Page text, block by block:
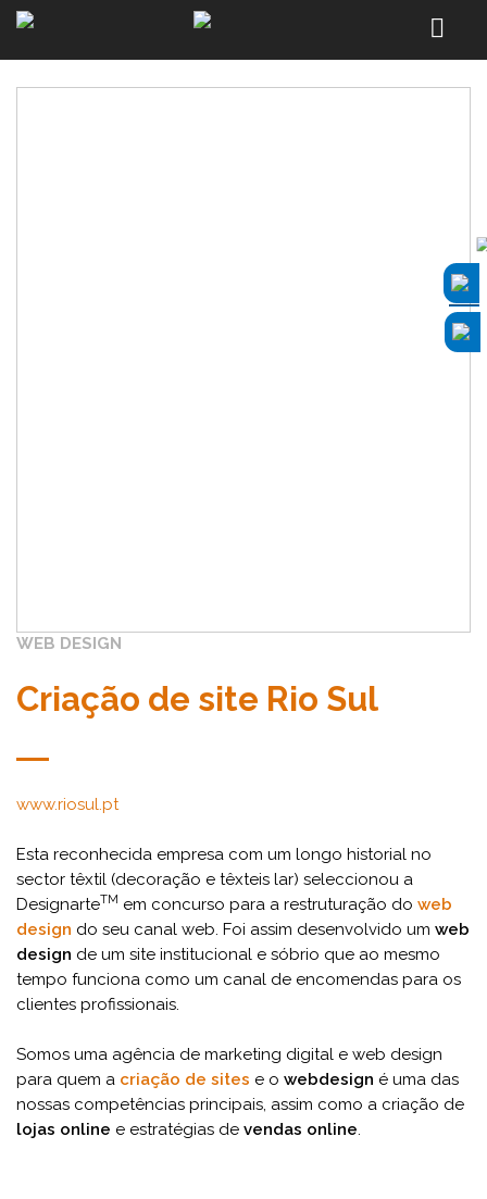
WEB DESIGN
Criação de site Rio Sul
www.riosul.pt
Esta reconhecida empresa com um longo historial no
sector têxtil (decoração e têxteis lar) seleccionou a
DesignarteTM em concurso para a restruturação do web
design do seu canal web. Foi assim desenvolvido um web
design de um site institucional e sóbrio que ao mesmo
tempo funciona como um canal de encomendas para os
clientes profissionais.
Somos uma agência de marketing digital e web design
para quem a criação de sites e o webdesign é uma das
nossas competências principais, assim como a criação de
lojas online e estratégias de vendas online.